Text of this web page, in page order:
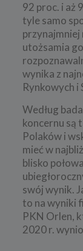
92 proc. i aż
tyle samo
przynajmniej
utożsamia
wynika z
Rynkowych i
Według
koncernu są
Polaków i
mieć w
blisko
swój wynik.
to na wyniki
PKN Orlen,
2020 r.